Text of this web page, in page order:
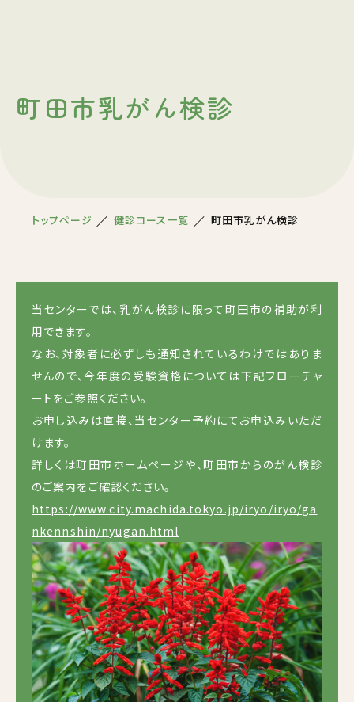
町田市乳がん検診
トップページ 健診コース一覧 町田市乳がん検診
当センターでは、乳がん検診に限って町田市の補助が利
用できます。
なお、対象者に必ずしも通知されているわけではありま
せんので、今年度の受験資格については下記フローチャ
ートをご参照ください。
お申し込みは直接、当センター予約にてお申込みいただ
けます。
詳しくは町田市ホームページや、町田市からのがん検診
のご案内をご確認ください。
https://www.city.machida.tokyo.jp/iryo/iryo/ga
nkennshin/nyugan.html